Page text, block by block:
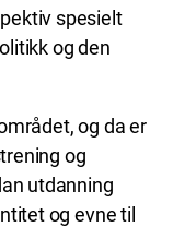
spesielt
og den
og da er
og
utdanning
og evne til